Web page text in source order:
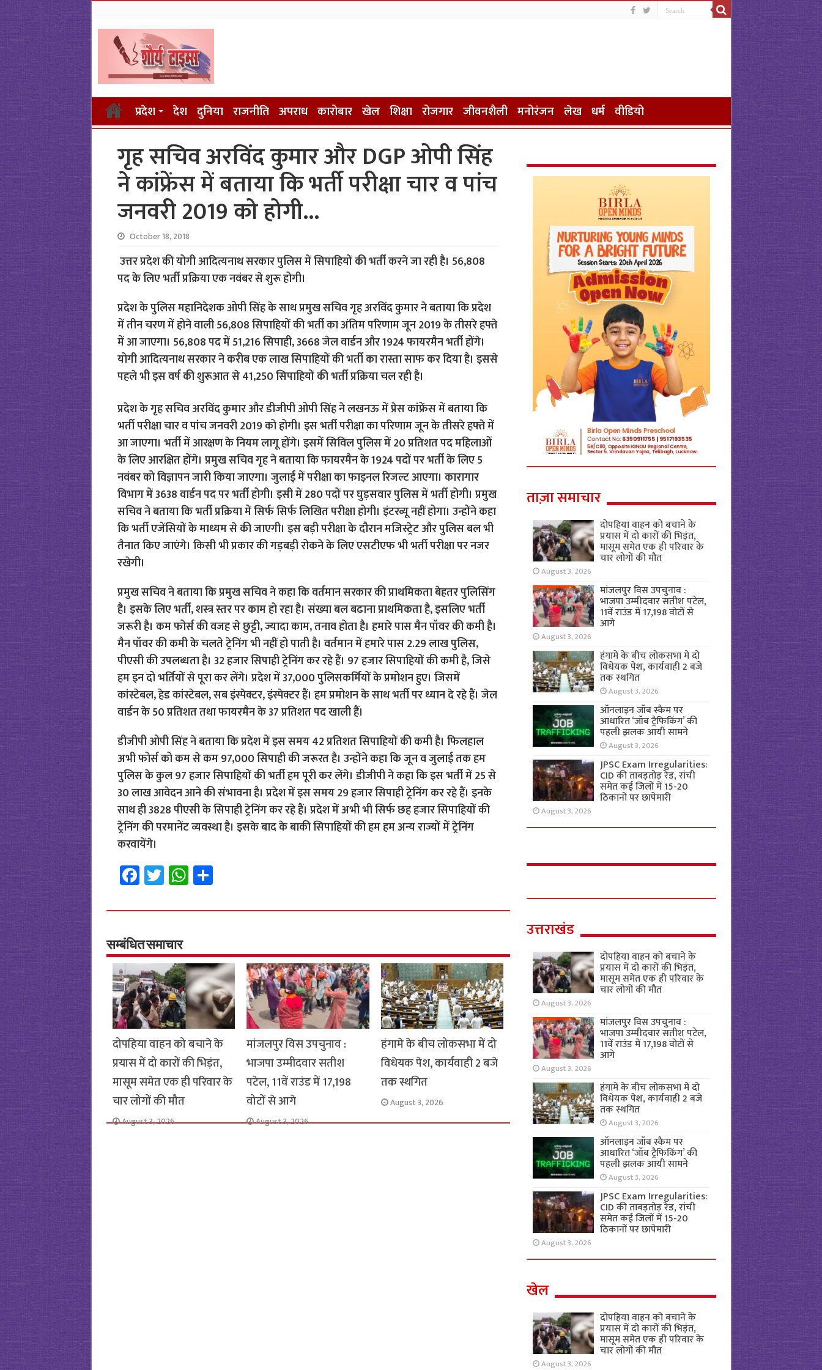
प्रदेश देश दुनिया राजनीति अपराध कारोबार खेल शिक्षा रोजगार जीवनशैली मनोरंजन लेख धर्म वीडियो
गृह सचिव अरविंद कुमार और DGP ओपी सिंह
ने कांफ्रेंस में बताया कि भर्ती परीक्षा चार व पांच
जनवरी 2019 को होगी…
October 18, 2018
उत्तर प्रदेश की योगी आदित्यनाथ सरकार पुलिस में सिपाहियों की भर्ती करने जा रही है। 56,808
पद के लिए भर्ती प्रक्रिया एक नवंबर से शुरू होगी।
प्रदेश के पुलिस महानिदेशक ओपी सिंह के साथ प्रमुख सचिव गृह अरविंद कुमार ने बताया कि प्रदेश
में तीन चरण में होने वाली 56,808 सिपाहियों की भर्ती का अंतिम परिणाम जून 2019 के तीसरे हफ्ते
में आ जाएगा। 56,808 पद में 51,216 सिपाही, 3668 जेल वार्डन और 1924 फायरमैन भर्ती होंगे।
योगी आदित्यनाथ सरकार ने करीब एक लाख सिपाहियों की भर्ती का रास्ता साफ कर दिया है। इससे
पहले भी इस वर्ष की शुरूआत से 41,250 सिपाहियों की भर्ती प्रक्रिया चल रही है।
प्रदेश के गृह सचिव अरविंद कुमार और डीजीपी ओपी सिंह ने लखनऊ में प्रेस कांफ्रेंस में बताया कि
भर्ती परीक्षा चार व पांच जनवरी 2019 को होगी। इस भर्ती परीक्षा का परिणाम जून के तीसरे हफ्ते में
आ जाएगा। भर्ती में आरक्षण के नियम लागू होंगे। इसमें सिविल पुलिस में 20 प्रतिशत पद महिलाओं
के लिए आरक्षित होंगे। प्रमुख सचिव गृह ने बताया कि फायरमैन के 1924 पदों पर भर्ती के लिए 5
नवंबर को विज्ञापन जारी किया जाएगा। जुलाई में परीक्षा का फाइनल रिजल्ट आएगा। कारागार
विभाग में 3638 वार्डन पद पर भर्ती होगी। इसी में 280 पदों पर घुड़सवार पुलिस में भर्ती होगी। प्रमुख
सचिव ने बताया कि भर्ती प्रक्रिया में सिर्फ सिर्फ लिखित परीक्षा होगी। इंटरव्यू नहीं होगा। उन्होंने कहा
कि भर्ती एजेंसियों के माध्यम से की जाएगी। इस बड़ी परीक्षा के दौरान मजिस्ट्रेट और पुलिस बल भी
तैनात किए जाएंगे। किसी भी प्रकार की गड़बड़ी रोकने के लिए एसटीएफ भी भर्ती परीक्षा पर नजर
रखेगी।
प्रमुख सचिव ने बताया कि प्रमुख सचिव ने कहा कि वर्तमान सरकार की प्राथमिकता बेहतर पुलिसिंग
है। इसके लिए भर्ती, शस्त्र स्तर पर काम हो रहा है। संख्या बल बढाना प्राथमिकता है, इसलिए भर्ती
जरूरी है। कम फोर्स की वजह से छुट्टी, ज्यादा काम, तनाव होता है। हमारे पास मैन पॉवर की कमी है।
मैन पॉवर की कमी के चलते ट्रेनिंग भी नहीं हो पाती है। वर्तमान में हमारे पास 2.29 लाख पुलिस,
पीएसी की उपलब्धता है। 32 हजार सिपाही ट्रेनिंग कर रहे हैं। 97 हजार सिपाहियों की कमी है, जिसे
हम इन दो भर्तियों से पूरा कर लेंगे। प्रदेश में 37,000 पुलिसकर्मियों के प्रमोशन हुए। जिसमें
कांस्टेबल, हेड कांस्टेबल, सब इंस्पेक्टर, इंस्पेक्टर हैं। हम प्रमोशन के साथ भर्ती पर ध्यान दे रहे हैं। जेल
वार्डन के 50 प्रतिशत तथा फायरमैन के 37 प्रतिशत पद खाली हैं।
डीजीपी ओपी सिंह ने बताया कि प्रदेश में इस समय 42 प्रतिशत सिपाहियों की कमी है। फिलहाल
अभी फोर्स को कम से कम 97,000 सिपाही की जरूरत है। उन्होंने कहा कि जून व जुलाई तक हम
पुलिस के कुल 97 हजार सिपाहियों की भर्ती हम पूरी कर लेंगे। डीजीपी ने कहा कि इस भर्ती में 25 से
30 लाख आवेदन आने की संभावना है। प्रदेश में इस समय 29 हजार सिपाही ट्रेनिंग कर रहे हैं। इनके
साथ ही 3828 पीएसी के सिपाही ट्रेनिंग कर रहे हैं। प्रदेश में अभी भी सिर्फ छह हजार सिपाहियों की
ट्रेनिंग की परमानेंट व्यवस्था है। इसके बाद के बाकी सिपाहियों की हम हम अन्य राज्यों में ट्रेनिंग
करवायेंगे।
Fa
ce
b
o
o
k
T
wi
tt
er
W
h
at
p
p
S
h
ar
सम्बंधित समाचार
दोपहिया वाहन को बचाने के
प्रयास में दो कारों की भिड़ंत,
मासूम समेत एक ही परिवार के
चार लोगों की मौत
August 3, 2026
मांजलपुर विस उपचुनाव :
भाजपा उम्मीदवार सतीश
पटेल, 11वें राउंड में 17,198
वोटों से आगे
August 3, 2026
हंगामे के बीच लोकसभा में दो
विधेयक पेश, कार्यवाही 2 बजे
तक स्थगित
August 3, 2026
ताज़ा समाचार
दोपहिया वाहन को बचाने के
प्रयास में दो कारों की भिड़ंत,
मासूम समेत एक ही परिवार के
चार लोगों की मौत
August 3, 2026
मांजलपुर विस उपचुनाव :
भाजपा उम्मीदवार सतीश पटेल,
11वें राउंड में 17,198 वोटों से
आगे
August 3, 2026
हंगामे के बीच लोकसभा में दो
विधेयक पेश, कार्यवाही 2 बजे
तक स्थगित
August 3, 2026
ऑनलाइन जॉब स्कैम पर
आधारित ‘जॉब ट्रैफिकिंग’ की
पहली झलक आयी सामने
August 3, 2026
JPSC Exam Irregularities:
CID की ताबड़तोड़ रेड, रांची
समेत कई जिलों में 15-20
ठिकानों पर छापेमारी
August 3, 2026
उत्तराखंड
दोपहिया वाहन को बचाने के
प्रयास में दो कारों की भिड़ंत,
मासूम समेत एक ही परिवार के
चार लोगों की मौत
August 3, 2026
मांजलपुर विस उपचुनाव :
भाजपा उम्मीदवार सतीश पटेल,
11वें राउंड में 17,198 वोटों से
आगे
August 3, 2026
हंगामे के बीच लोकसभा में दो
विधेयक पेश, कार्यवाही 2 बजे
तक स्थगित
August 3, 2026
ऑनलाइन जॉब स्कैम पर
आधारित ‘जॉब ट्रैफिकिंग’ की
पहली झलक आयी सामने
August 3, 2026
JPSC Exam Irregularities:
CID की ताबड़तोड़ रेड, रांची
समेत कई जिलों में 15-20
ठिकानों पर छापेमारी
August 3, 2026
खेल
दोपहिया वाहन को बचाने के
प्रयास में दो कारों की भिड़ंत,
मासूम समेत एक ही परिवार के
चार लोगों की मौत
August 3, 2026